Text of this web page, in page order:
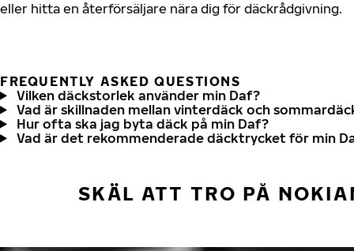
eller hitta en återförsäljare nära dig för däckrådgivning.
FREQUENTLY ASKED QUESTIONS
Vilken däckstorlek använder min Daf?
Vad är skillnaden mellan vinterdäck och
Hur ofta ska jag byta däck på min Daf?
Vad är det rekommenderade däcktrycket för min
SKÄL ATT TRO PÅ